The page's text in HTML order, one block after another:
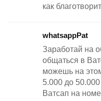
как
whatsappPat
Заработай на
общаться в
можешь на
5.000 до
Ватсап на